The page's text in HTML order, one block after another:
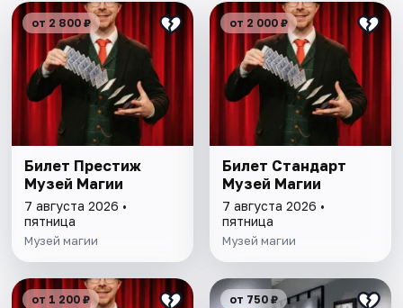
от 2 800 ₽
Билет Престиж
Музей Магии
7 августа 2026 •
пятница
Музей магии
от 2 000 ₽
Билет Стандарт
Музей Магии
7 августа 2026 •
пятница
Музей магии
от 1 200 ₽ от 750 ₽